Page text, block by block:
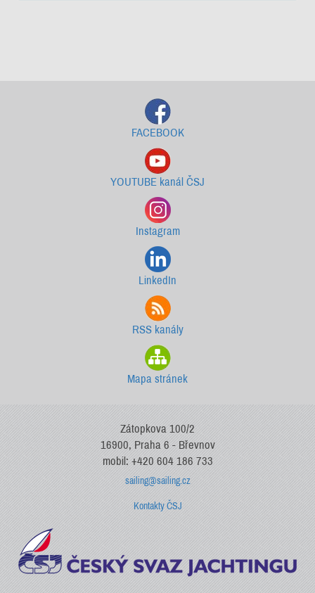
FACEBOOK
YOUTUBE kanál ČSJ
Instagram
LinkedIn
RSS kanály
Mapa stránek
Zátopkova 100/2
16900, Praha 6 - Břevnov
mobil: +420 604 186 733
sailing@sailing.cz
Kontakty ČSJ